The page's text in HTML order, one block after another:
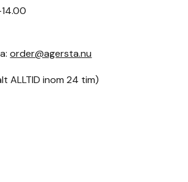
order@agersta.nu
ALLTID inom 24 tim)